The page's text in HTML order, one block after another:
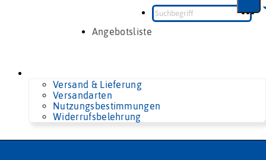
Angebotsliste
Versand & Lieferung
Versandarten
Nutzungsbestimmungen
Widerrufsbelehrung